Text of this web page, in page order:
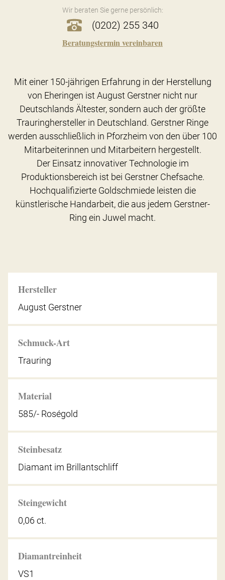
Wir beraten Sie gerne persönlich:
(0202) 255 340
Beratungstermin vereinbaren
Hersteller
August Gerstner
Schmuck-Art
Trauring
Material
585/- Roségold
Steinbesatz
Diamant im Brillantschliff
Steingewicht
0,06 ct.
Diamantreinheit
VS1
Mit einer 150-jährigen Erfahrung in der Herstellung
von Eheringen ist August Gerstner nicht nur
Deutschlands Ältester, sondern auch der größte
Trauringhersteller in Deutschland. Gerstner Ringe
werden ausschließlich in Pforzheim von den über 100
Mitarbeiterinnen und Mitarbeitern hergestellt.
Der Einsatz innovativer Technologie im
Produktionsbereich ist bei Gerstner Chefsache.
Hochqualifizierte Goldschmiede leisten die
künstlerische Handarbeit, die aus jedem Gerstner-
Ring ein Juwel macht.